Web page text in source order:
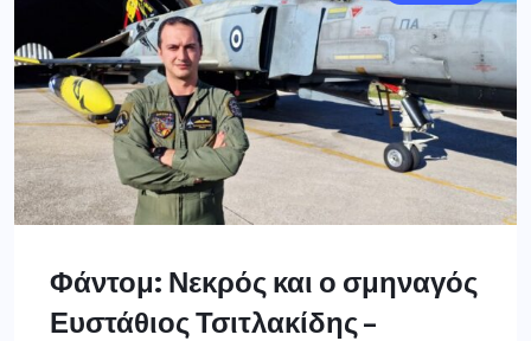
Φάντομ: Νεκρός και ο σμηναγός
Ευστάθιος Τσιτλακίδης –